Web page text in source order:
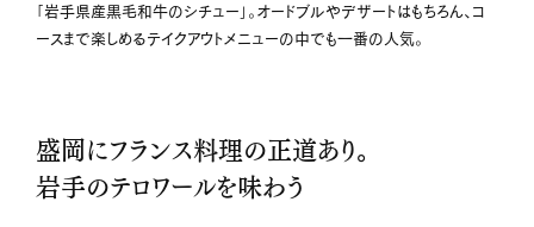
「岩手県産黒毛和牛のシチュー」。オードブルやデザートはもちろん、コ
ースまで楽しめるテイクアウトメニューの中でも一番の人気。
盛岡にフランス料理の正道あり。
岩手のテロワールを味わう